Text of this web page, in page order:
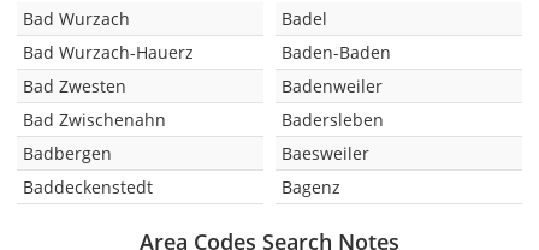
Bad Wurzach
Bad Wurzach-Hauerz
Bad Zwesten
Bad Zwischenahn
Badbergen
Baddeckenstedt
Badel
Baden-Baden
Badenweiler
Badersleben
Baesweiler
Bagenz
Area Codes Search Notes